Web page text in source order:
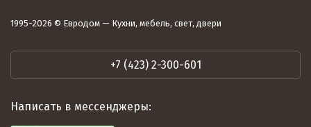
1995-2026 © Евродом — Кухни, мебель, свет, двери
+7 (423) 2-300-601
Написать в мессенджеры: